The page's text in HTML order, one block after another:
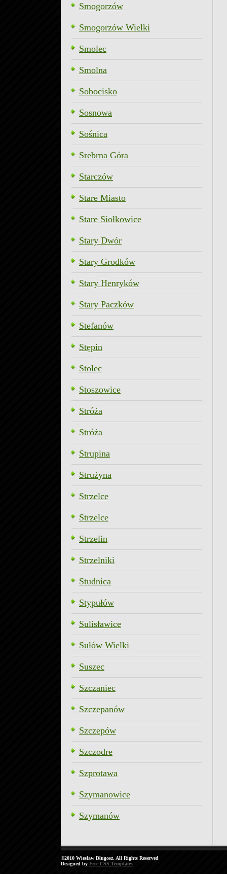
Smogorzów
Smogorzów Wielki
Smolec
Smolna
Sobocisko
Sosnowa
Sośnica
Srebrna Góra
Starczów
Stare Miasto
Stare Siołkowice
Stary Dwór
Stary Grodków
Stary Henryków
Stary Paczków
Stefanów
Stępin
Stolec
Stoszowice
Stróża
Stróża
Strupina
Strużyna
Strzelce
Strzelce
Strzelin
Strzelniki
Studnica
Stypułów
Sulisławice
Sułów Wielki
Suszec
Szczaniec
Szczepanów
Szczepów
Szczodre
Szprotawa
Szymanowice
Szymanów
©2010 Wiesław Długosz. All Rights Reserved
Designed by Free CSS Templates